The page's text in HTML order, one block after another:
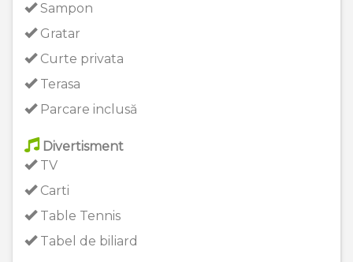
Sampon
Gratar
Curte privata
Terasa
Parcare inclusă
Divertisment
TV
Carti
Table Tennis
Tabel de biliard